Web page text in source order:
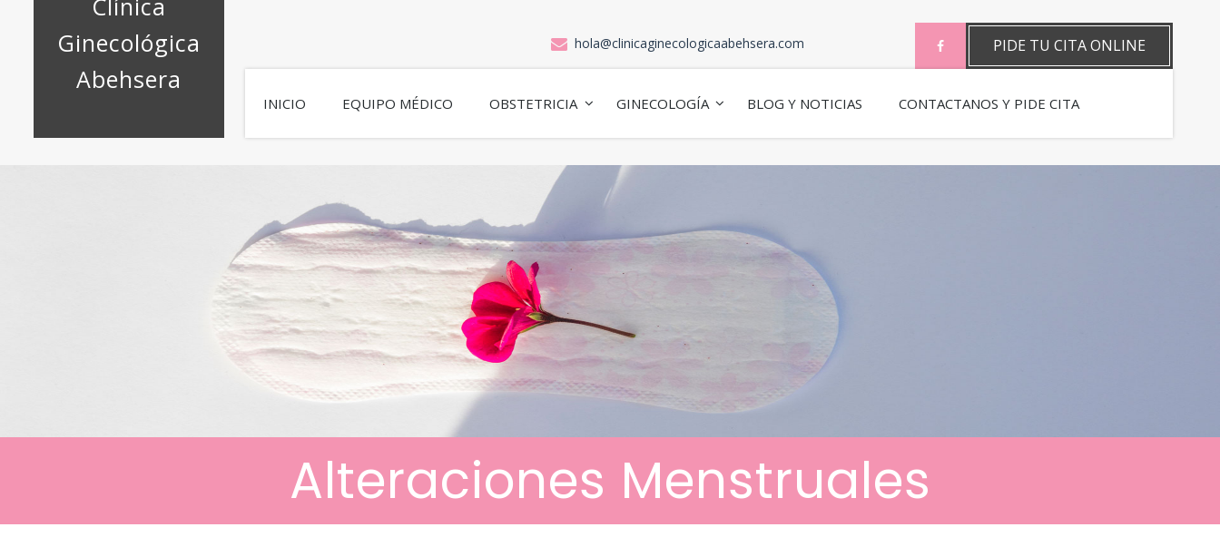
Clínica
Ginecológica
Abehsera
hola@clinicaginecologicaabehsera.com PIDE TU CITA ONLINE
INICIO EQUIPO MÉDICO OBSTETRICIA GINECOLOGÍA BLOG Y NOTICIAS CONTACTANOS Y PIDE CITA
Alteraciones Menstruales